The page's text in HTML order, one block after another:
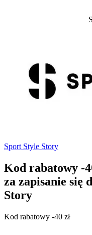
Sport Style Story
Kod rabatowy -
za zapisanie się
Story
Kod rabatowy -40 zł